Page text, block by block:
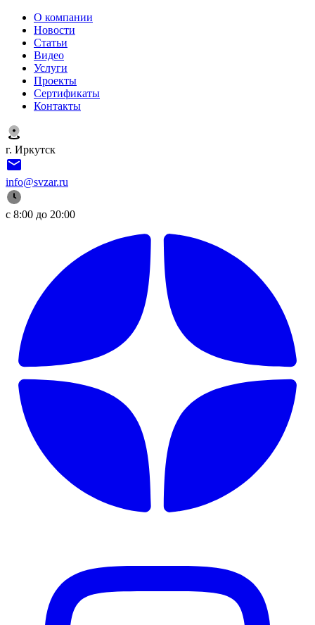
О компании
Новости
Статьи
Видео
Услуги
Проекты
Сертификаты
Контакты
г. Иркутск
info@svzar.ru
с 8:00 до 20:00